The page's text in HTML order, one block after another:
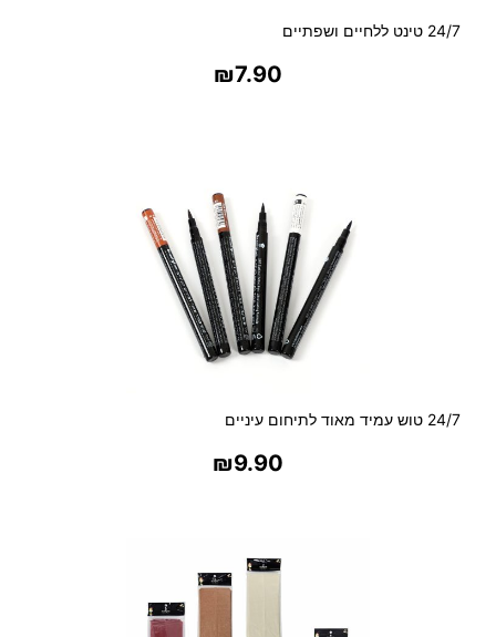
24/7 טינט ללחיים ושפתיים
₪7.90
24/7 טוש עמיד מאוד לתיחום עיניים
₪9.90